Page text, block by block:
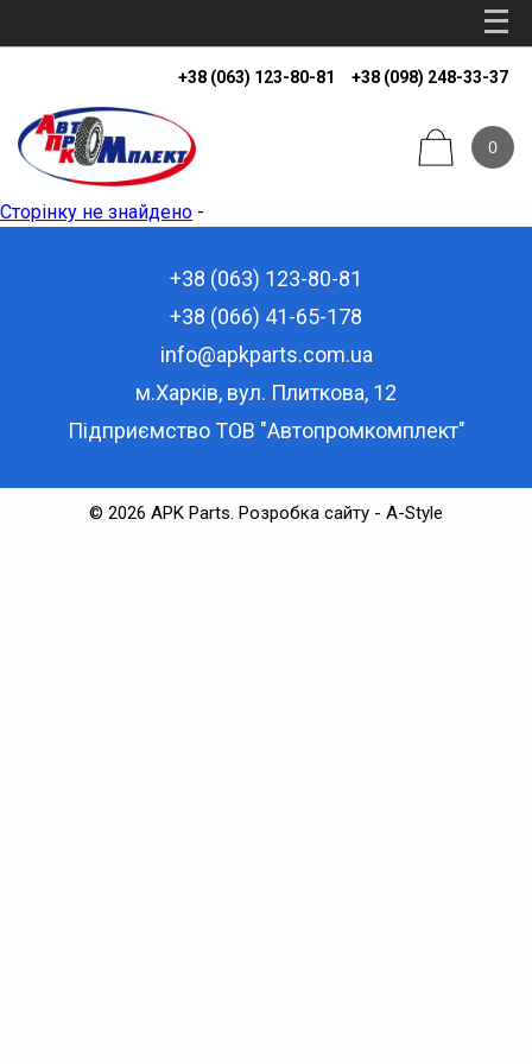
+38 (063) 123-80-81 +38 (098) 248-33-37
0
Сторінку не знайдено -
+38 (063) 123-80-81
+38 (066) 41-65-178
info@apkparts.com.ua
м.Харків, вул. Плиткова, 12
Підприємство ТОВ "Автопромкомплект"
© 2026 APK Parts. Розробка сайту - A-Style